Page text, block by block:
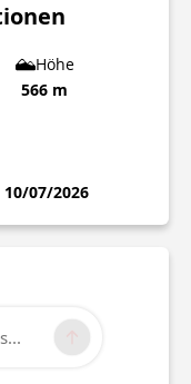
Höhe
566 m
10/07/2026